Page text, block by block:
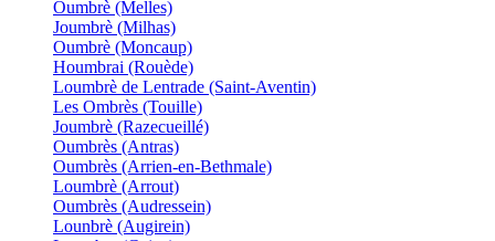
Oumbrè (Melles)
Joumbrè (Milhas)
Oumbrè (Moncaup)
Houmbrai (Rouède)
Loumbrè de Lentrade (Saint-Aventin)
Les Ombrès (Touille)
Joumbrè (Razecueillé)
Oumbrès (Antras)
Oumbrès (Arrien-en-Bethmale)
Loumbrè (Arrout)
Oumbrès (Audressein)
Lounbrè (Augirein)